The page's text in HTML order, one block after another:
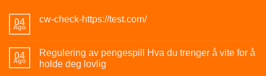
04
Ago
cw-check-https://test.com/
04
Ago
Regulering av pengespill Hva du trenger å vite for å
holde deg lovlig